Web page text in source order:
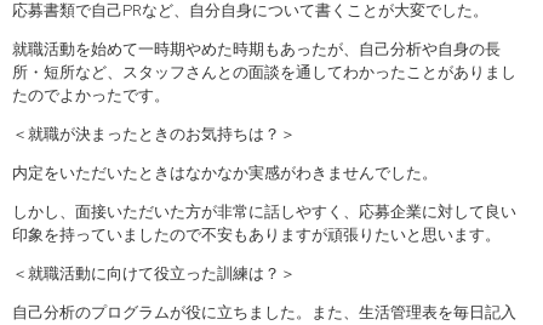
応募書類で自己PRなど、自分自身について書くことが大変でした。
就職活動を始めて一時期やめた時期もあったが、自己分析や自身の長
所・短所など、スタッフさんとの面談を通してわかったことがありまし
たのでよかったです。
＜就職が決まったときのお気持ちは？＞
内定をいただいたときはなかなか実感がわきませんでした。
しかし、面接いただいた方が非常に話しやすく、応募企業に対して良い
印象を持っていましたので不安もありますが頑張りたいと思います。
＜就職活動に向けて役立った訓練は？＞
自己分析のプログラムが役に立ちました。また、生活管理表を毎日記入